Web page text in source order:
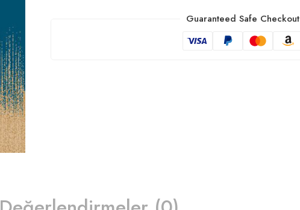
Guaranteed Safe Checkout